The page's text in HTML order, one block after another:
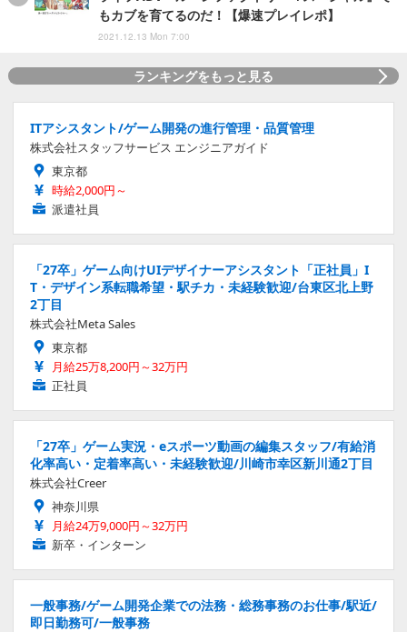
もカブを育てるのだ！【爆速プレイレポ】
2021.12.13 Mon 7:00
ランキングをもっと見る
ITアシスタント/ゲーム開発の進行管理・品質管理
株式会社スタッフサービス エンジニアガイド
東京都
時給2,000円～
派遣社員
「27卒」ゲーム向けUIデザイナーアシスタント「正社員」I
T・デザイン系転職希望・駅チカ・未経験歓迎/台東区北上野
2丁目
株式会社Meta Sales
東京都
月給25万8,200円～32万円
正社員
「27卒」ゲーム実況・eスポーツ動画の編集スタッフ/有給消
化率高い・定着率高い・未経験歓迎/川崎市幸区新川通2丁目
株式会社Creer
神奈川県
月給24万9,000円～32万円
新卒・インターン
一般事務/ゲーム開発企業での法務・総務事務のお仕事/駅近/
即日勤務可/一般事務